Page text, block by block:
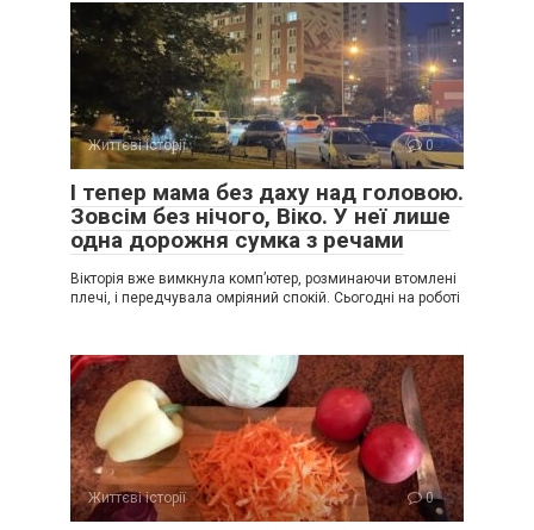
Життєві історії 0
І тепер мама без даху над головою.
Зовсім без нічого, Віко. У неї лише
одна дорожня сумка з речами
Вікторія вже вимкнула комп’ютер, розминаючи втомлені
плечі, і передчувала омріяний спокій. Сьогодні на роботі
Життєві історії 0